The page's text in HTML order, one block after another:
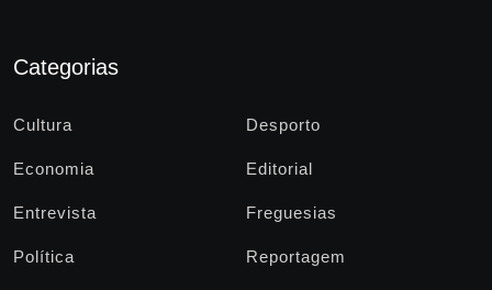
Categorias
Cultura Desporto
Economia Editorial
Entrevista Freguesias
Política Reportagem